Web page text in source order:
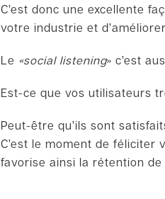
C’est donc une excellente
votre industrie et
Le «social listening» c’est
Est-ce que vos utilisateurs
Peut-être qu’ils sont
C’est le moment de
favorise ainsi la rétention de